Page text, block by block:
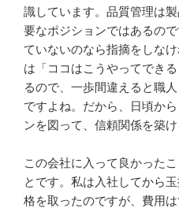
識しています。品質管理は
要なポジションではあるの
ていないのなら指摘をしな
は「ココはこうやってでき
るので、一歩間違えると職
ですよね。だから、日頃か
ンを図って、信頼関係を築
この会社に入って良かった
とです。私は入社してから
格を取ったのですが、費用